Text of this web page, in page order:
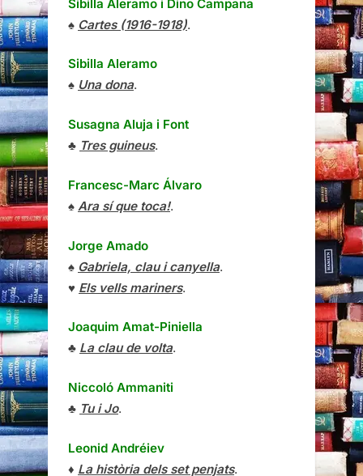
Sibilla Aleramo i Dino Campana
♠ Cartes (1916-1918).
Sibilla Aleramo
♠ Una dona.
Susagna Aluja i Font
♣ Tres guineus.
Francesc-Marc Álvaro
♠ Ara sí que toca!.
Jorge Amado
♠ Gabriela, clau i canyella.
♥ Els vells mariners.
Joaquim Amat-Piniella
♣ La clau de volta.
Niccoló Ammaniti
♣ Tu i Jo.
Leonid Andréiev
♦ La història dels set penjats.